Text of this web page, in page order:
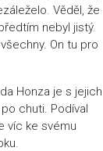
Věděl, že
nebyl jistý.
On tu pro
Honza je s jejich
chuti. Podíval
víc ke svému